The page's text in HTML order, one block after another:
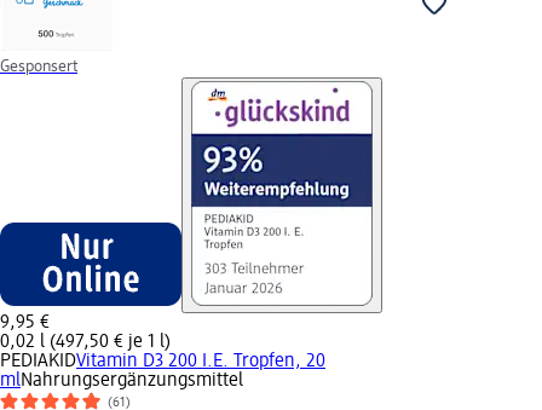
Gesponsert
9,95 €
0,02 l (497,50 € je 1 l)
PEDIAKIDVitamin D3 200 I.E. Tropfen, 20
mlNahrungsergänzungsmittel
(61)